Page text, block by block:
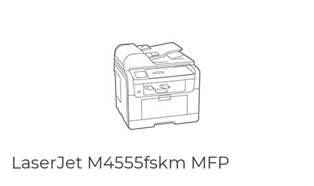
LaserJet M4555fskm MFP